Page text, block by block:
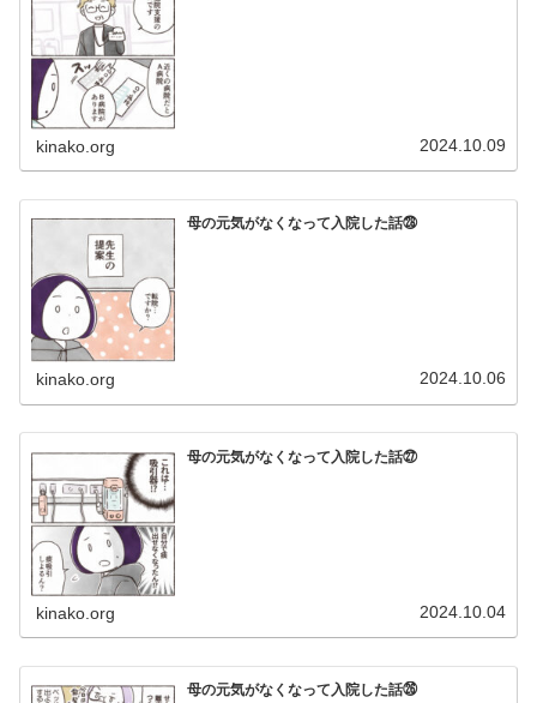
kinako.org 2024.10.09
母の元気がなくなって入院した話㉘
kinako.org 2024.10.06
母の元気がなくなって入院した話㉗
kinako.org 2024.10.04
母の元気がなくなって入院した話㉖